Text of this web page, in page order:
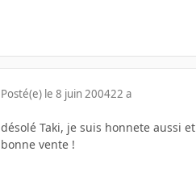
Posté(e) le 8 juin 200422 a
désolé Taki, je suis honnete aussi
bonne vente !